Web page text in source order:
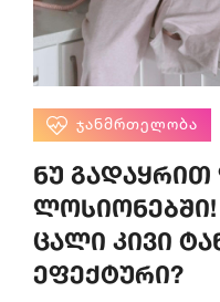
ᲯᲐᲜᲛᲠᲗᲔᲚᲝᲑᲐ
ნუ
ლოსიონებში!
ცალი კივი
ეფექტური?